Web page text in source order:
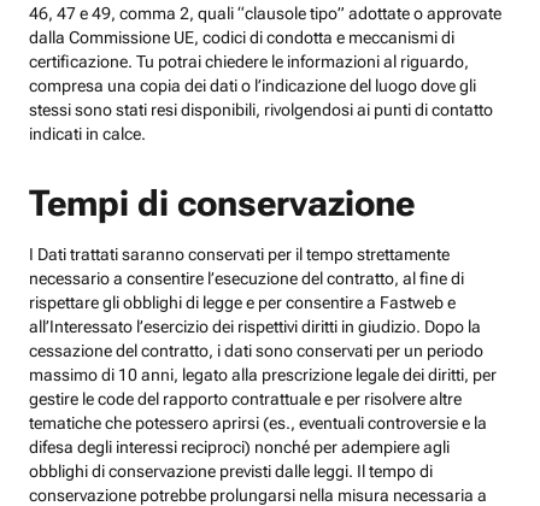
46, 47 e 49, comma 2, quali “clausole tipo” adottate o approvate
dalla Commissione UE, codici di condotta e meccanismi di
certificazione. Tu potrai chiedere le informazioni al riguardo,
compresa una copia dei dati o l’indicazione del luogo dove gli
stessi sono stati resi disponibili, rivolgendosi ai punti di contatto
indicati in calce.
Tempi di conservazione
I Dati trattati saranno conservati per il tempo strettamente
necessario a consentire l’esecuzione del contratto, al fine di
rispettare gli obblighi di legge e per consentire a Fastweb e
all’Interessato l’esercizio dei rispettivi diritti in giudizio. Dopo la
cessazione del contratto, i dati sono conservati per un periodo
massimo di 10 anni, legato alla prescrizione legale dei diritti, per
gestire le code del rapporto contrattuale e per risolvere altre
tematiche che potessero aprirsi (es., eventuali controversie e la
difesa degli interessi reciproci) nonché per adempiere agli
obblighi di conservazione previsti dalle leggi. Il tempo di
conservazione potrebbe prolungarsi nella misura necessaria a